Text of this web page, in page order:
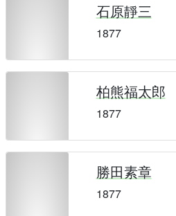
石原靜三
1877
柏熊福太郎
1877
勝田素章
1877